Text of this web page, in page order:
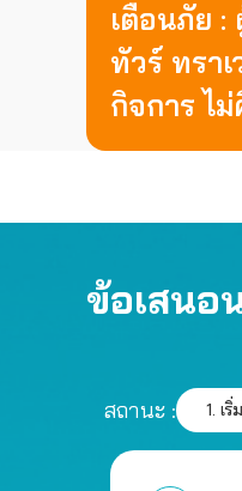
เตือนภัย :
ทัวร์ ทรา
กิจการ ไ
ข้อเสนอ
สถานะ : 1. เ